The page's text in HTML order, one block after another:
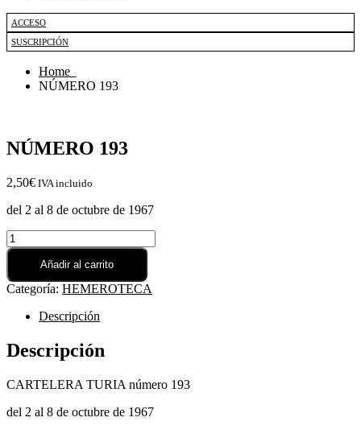
ACCESO
SUSCRIPCIÓN
Home
NÚMERO 193
NÚMERO 193
2,50€ IVA incluido
del 2 al 8 de octubre de 1967
NÚMERO
193
cantidadAñadir al carrito
Categoría: HEMEROTECA
Descripción
Descripción
CARTELERA TURIA número 193
del 2 al 8 de octubre de 1967